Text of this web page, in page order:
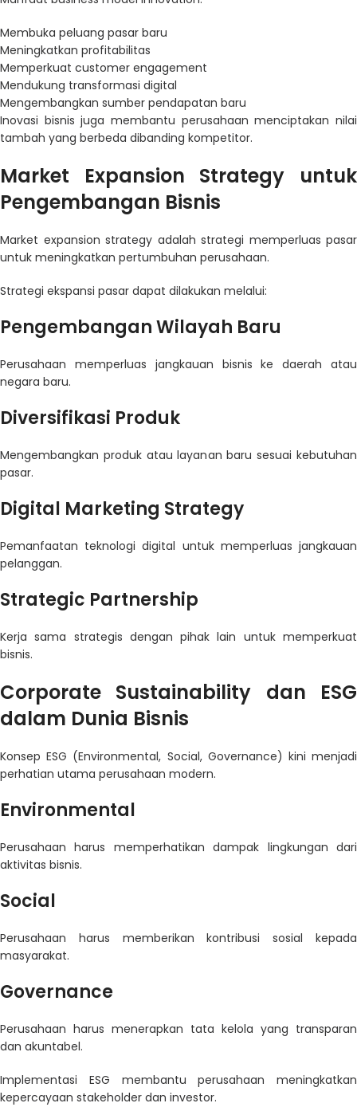
Membuka peluang pasar baru
Meningkatkan profitabilitas
Memperkuat customer engagement
Mendukung transformasi digital
Mengembangkan sumber pendapatan baru
Inovasi bisnis juga membantu perusahaan menciptakan nilai
tambah yang berbeda dibanding kompetitor.
Market Expansion Strategy untuk
Pengembangan Bisnis
Market expansion strategy adalah strategi memperluas pasar
untuk meningkatkan pertumbuhan perusahaan.
Strategi ekspansi pasar dapat dilakukan melalui:
Pengembangan Wilayah Baru
Perusahaan memperluas jangkauan bisnis ke daerah atau
negara baru.
Diversifikasi Produk
Mengembangkan produk atau layanan baru sesuai kebutuhan
pasar.
Digital Marketing Strategy
Pemanfaatan teknologi digital untuk memperluas jangkauan
pelanggan.
Strategic Partnership
Kerja sama strategis dengan pihak lain untuk memperkuat
bisnis.
Corporate Sustainability dan ESG
dalam Dunia Bisnis
Konsep ESG (Environmental, Social, Governance) kini menjadi
perhatian utama perusahaan modern.
Environmental
Perusahaan harus memperhatikan dampak lingkungan dari
aktivitas bisnis.
Social
Perusahaan harus memberikan kontribusi sosial kepada
masyarakat.
Governance
Perusahaan harus menerapkan tata kelola yang transparan
dan akuntabel.
Implementasi ESG membantu perusahaan meningkatkan
kepercayaan stakeholder dan investor.